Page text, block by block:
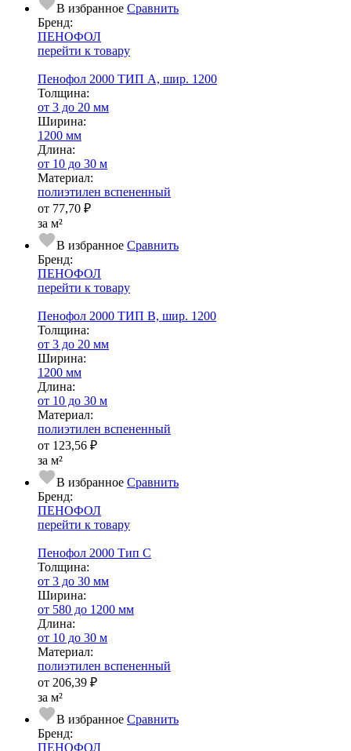
В избранное Сравнить
Бренд:
ПЕНОФОЛ
перейти к товару
Пенофол 2000 ТИП А, шир. 1200
Тол­щи­на:
от 3 до 20 мм
Ширина:
1200 мм
Длина:
от 10 до 30 м
Ма­­те­­ри­­ал:
полиэтилен вспененный
от 77,70 ₽
за м²
В избранное Сравнить
Бренд:
ПЕНОФОЛ
перейти к товару
Пенофол 2000 ТИП B, шир. 1200
Тол­щи­на:
от 3 до 20 мм
Ширина:
1200 мм
Длина:
от 10 до 30 м
Ма­­те­­ри­­ал:
полиэтилен вспененный
от 123,56 ₽
за м²
В избранное Сравнить
Бренд:
ПЕНОФОЛ
перейти к товару
Пенофол 2000 Тип С
Тол­щи­на:
от 3 до 30 мм
Ширина:
от 580 до 1200 мм
Длина:
от 10 до 30 м
Ма­­те­­ри­­ал:
полиэтилен вспененный
от 206,39 ₽
за м²
В избранное Сравнить
Бренд:
ПЕНОФОЛ